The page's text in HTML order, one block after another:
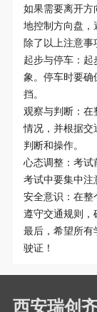
如果需要离开方
地控制方向盘，
除了以上注意事
起步与停车：
象。停车时要确
挡。
观察与判断：在
情况，并根据交
判断和操作。
心态调整：考试
考试中要集中注
安全意识：在整
遵守交通规则，
最后，希望所有
驶证！
西安瑞创